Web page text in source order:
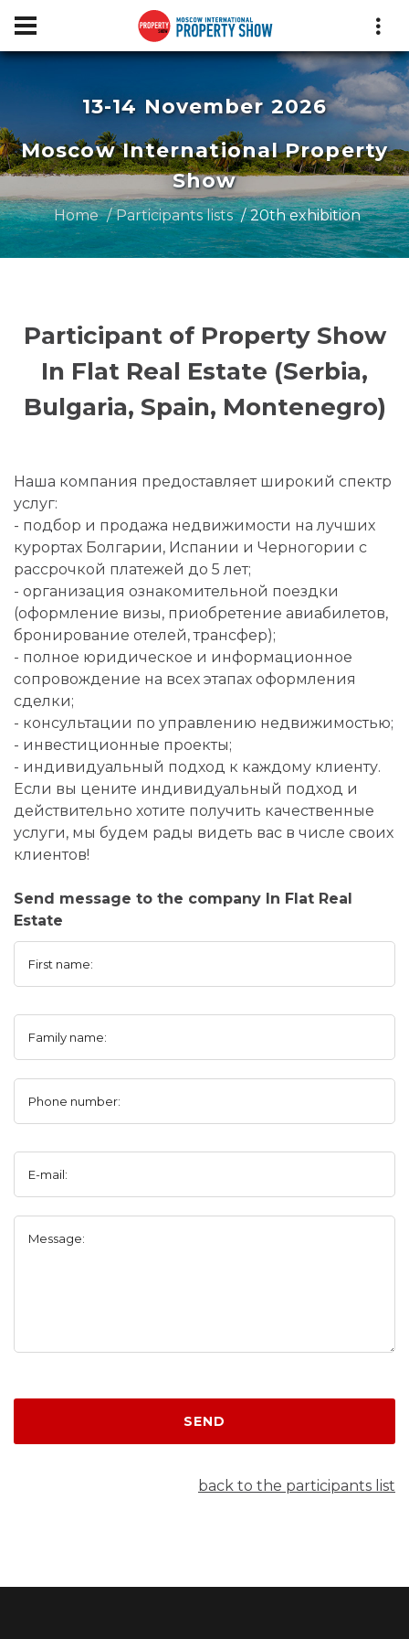
13-14 November 2026
Moscow International Property
Show
Home Participants lists 20th exhibition
Participant of Property Show
In Flat Real Estate (Serbia,
Bulgaria, Spain, Montenegro)
Наша компания предоставляет широкий спектр
услуг:
- подбор и продажа недвижимости на лучших
курортах Болгарии, Испании и Черногории с
рассрочкой платежей до 5 лет;
- организация ознакомительной поездки
(оформление визы, приобретение авиабилетов,
бронирование отелей, трансфер);
- полное юридическое и информационное
сопровождение на всех этапах оформления
сделки;
- консультации по управлению недвижимостью;
- инвестиционные проекты;
- индивидуальный подход к каждому клиенту.
Если вы цените индивидуальный подход и
действительно хотите получить качественные
услуги, мы будем рады видеть вас в числе своих
клиентов!
Send message to the company In Flat Real
Estate
First name:
Family name:
Phone number:
E-mail:
Message:
SEND
back to the participants list